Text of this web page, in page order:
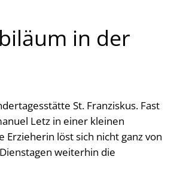
in der
St. Franziskus. Fast
Letz in einer kleinen
löst sich nicht ganz von
weiterhin die